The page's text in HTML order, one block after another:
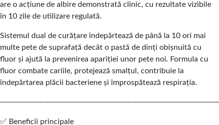
are o acțiune de albire demonstrată clinic, cu rezultate vizibile
în 10 zile de utilizare regulată.
Sistemul dual de curățare îndepărtează de până la 10 ori mai
multe pete de suprafață decât o pastă de dinți obișnuită cu
fluor și ajută la prevenirea apariției unor pete noi. Formula cu
fluor combate cariile, protejează smalțul, contribuie la
îndepărtarea plăcii bacteriene și împrospătează respirația.
✅ Beneficii principale